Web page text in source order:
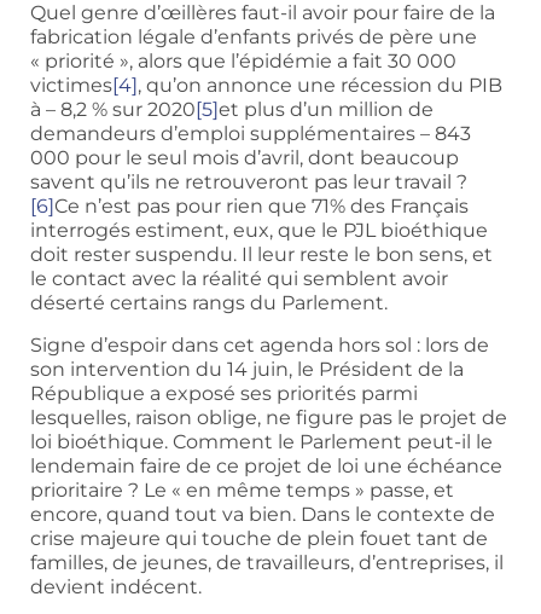
Quel genre d’œillères faut-il avoir pour faire de la
fabrication légale d’enfants privés de père une
« priorité », alors que l’épidémie a fait 30 000
victimes[4], qu’on annonce une récession du PIB
à – 8,2 % sur 2020[5]et plus d’un million de
demandeurs d’emploi supplémentaires – 843
000 pour le seul mois d’avril, dont beaucoup
savent qu’ils ne retrouveront pas leur travail ?
[6]Ce n’est pas pour rien que 71% des Français
interrogés estiment, eux, que le PJL bioéthique
doit rester suspendu. Il leur reste le bon sens, et
le contact avec la réalité qui semblent avoir
déserté certains rangs du Parlement.
Signe d’espoir dans cet agenda hors sol : lors de
son intervention du 14 juin, le Président de la
République a exposé ses priorités parmi
lesquelles, raison oblige, ne figure pas le projet de
loi bioéthique. Comment le Parlement peut-il le
lendemain faire de ce projet de loi une échéance
prioritaire ? Le « en même temps » passe, et
encore, quand tout va bien. Dans le contexte de
crise majeure qui touche de plein fouet tant de
familles, de jeunes, de travailleurs, d’entreprises, il
devient indécent.